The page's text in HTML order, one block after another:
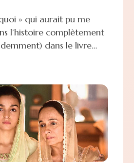
» qui aurait pu me
l’histoire complètement
dans le livre…